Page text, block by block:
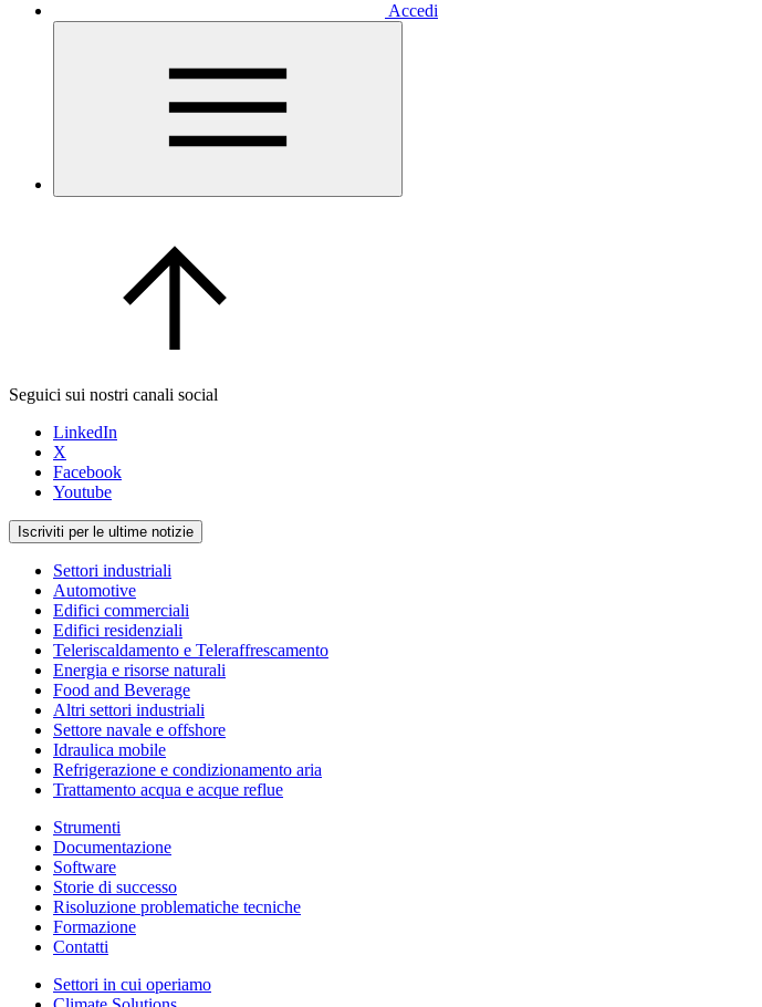
Accedi
Seguici sui nostri canali social
LinkedIn
X
Facebook
Youtube
Iscriviti per le ultime notizie
Settori industriali
Automotive
Edifici commerciali
Edifici residenziali
Teleriscaldamento e Teleraffrescamento
Energia e risorse naturali
Food and Beverage
Altri settori industriali
Settore navale e offshore
Idraulica mobile
Refrigerazione e condizionamento aria
Trattamento acqua e acque reflue
Strumenti
Documentazione
Software
Storie di successo
Risoluzione problematiche tecniche
Formazione
Contatti
Settori in cui operiamo